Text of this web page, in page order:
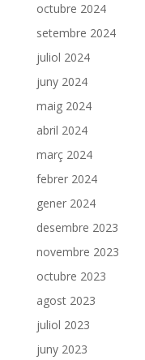
octubre 2024
setembre 2024
juliol 2024
juny 2024
maig 2024
abril 2024
març 2024
febrer 2024
gener 2024
desembre 2023
novembre 2023
octubre 2023
agost 2023
juliol 2023
juny 2023